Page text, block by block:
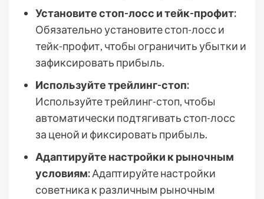
Установите стоп-лосс и тейк-профит:
Обязательно установите стоп-лосс и
тейк-профит, чтобы ограничить убытки и
зафиксировать прибыль.
Используйте трейлинг-стоп:
Используйте трейлинг-стоп, чтобы
автоматически подтягивать стоп-лосс
за ценой и фиксировать прибыль.
Адаптируйте настройки к рыночным
условиям:Адаптируйте настройки
советника к различным рыночным